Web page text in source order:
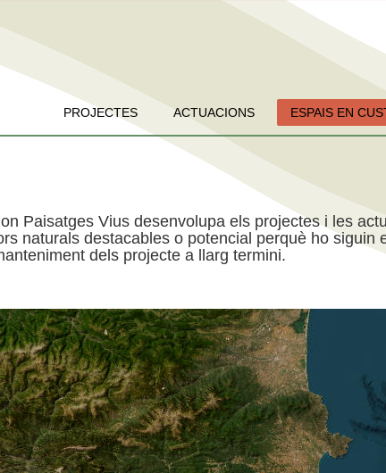
PROJECTES ACTUACIONS ESPAIS EN
Paisatges Vius desenvolupa els projectes i les
naturals destacables o potencial perquè ho siguin
dels projecte a llarg termini.